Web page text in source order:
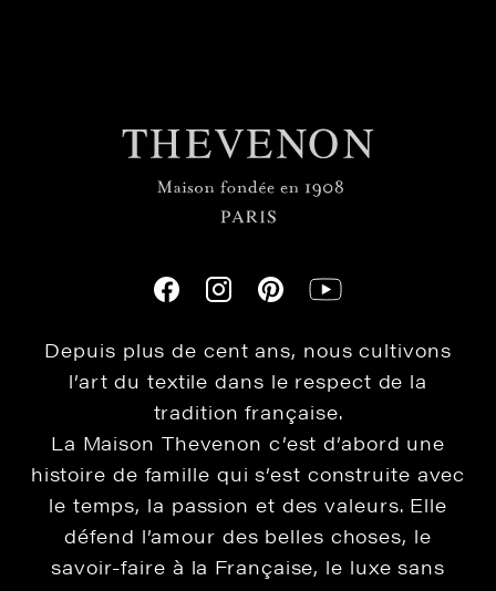
Depuis plus de cent ans, nous cultivons
l’art du textile dans le respect de la
tradition française.
La Maison Thevenon c’est d’abord une
histoire de famille qui s’est construite avec
le temps, la passion et des valeurs. Elle
défend l’amour des belles choses, le
savoir-faire à la Française, le luxe sans